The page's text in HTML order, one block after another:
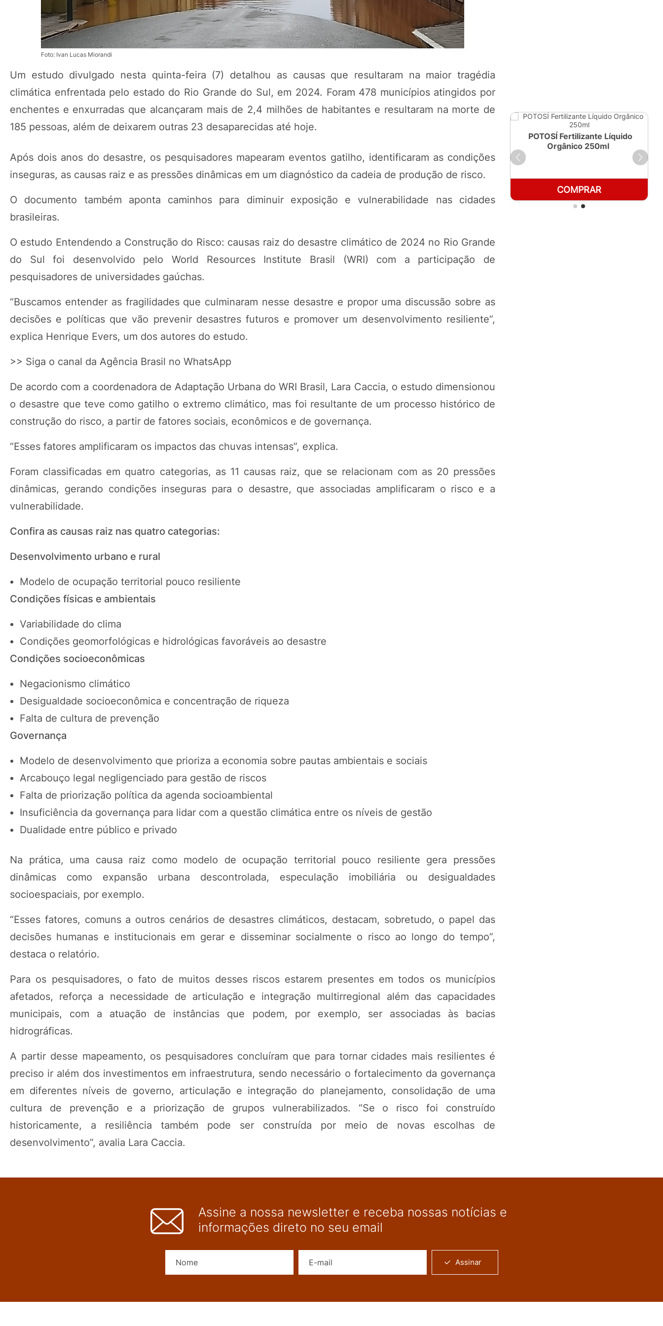
Foto: Ivan Lucas Miorandi
Um estudo divulgado nesta quinta-feira (7) detalhou as causas que resultaram na maior tragédia
climática enfrentada pelo estado do Rio Grande do Sul, em 2024. Foram 478 municípios atingidos por
enchentes e enxurradas que alcançaram mais de 2,4 milhões de habitantes e resultaram na morte de
185 pessoas, além de deixarem outras 23 desaparecidas até hoje.
Após dois anos do desastre, os pesquisadores mapearam eventos gatilho, identificaram as condições
inseguras, as causas raiz e as pressões dinâmicas em um diagnóstico da cadeia de produção de risco.
O documento também aponta caminhos para diminuir exposição e vulnerabilidade nas cidades
brasileiras.
O estudo Entendendo a Construção do Risco: causas raiz do desastre climático de 2024 no Rio Grande
do Sul foi desenvolvido pelo World Resources Institute Brasil (WRI) com a participação de
pesquisadores de universidades gaúchas.
“Buscamos entender as fragilidades que culminaram nesse desastre e propor uma discussão sobre as
decisões e políticas que vão prevenir desastres futuros e promover um desenvolvimento resiliente”,
explica Henrique Evers, um dos autores do estudo.
>> Siga o canal da Agência Brasil no WhatsApp
De acordo com a coordenadora de Adaptação Urbana do WRI Brasil, Lara Caccia, o estudo dimensionou
o desastre que teve como gatilho o extremo climático, mas foi resultante de um processo histórico de
construção do risco, a partir de fatores sociais, econômicos e de governança.
“Esses fatores amplificaram os impactos das chuvas intensas”, explica.
Foram classificadas em quatro categorias, as 11 causas raiz, que se relacionam com as 20 pressões
dinâmicas, gerando condições inseguras para o desastre, que associadas amplificaram o risco e a
vulnerabilidade.
Confira as causas raiz nas quatro categorias:
Desenvolvimento urbano e rural
Modelo de ocupação territorial pouco resiliente
Condições físicas e ambientais
Variabilidade do clima
Condições geomorfológicas e hidrológicas favoráveis ao desastre
Condições socioeconômicas
Negacionismo climático
Desigualdade socioeconômica e concentração de riqueza
Falta de cultura de prevenção
Governança
Modelo de desenvolvimento que prioriza a economia sobre pautas ambientais e sociais
Arcabouço legal negligenciado para gestão de riscos
Falta de priorização política da agenda socioambiental
Insuficiência da governança para lidar com a questão climática entre os níveis de gestão
Dualidade entre público e privado
Na prática, uma causa raiz como modelo de ocupação territorial pouco resiliente gera pressões
dinâmicas como expansão urbana descontrolada, especulação imobiliária ou desigualdades
socioespaciais, por exemplo.
“Esses fatores, comuns a outros cenários de desastres climáticos, destacam, sobretudo, o papel das
decisões humanas e institucionais em gerar e disseminar socialmente o risco ao longo do tempo”,
destaca o relatório.
Para os pesquisadores, o fato de muitos desses riscos estarem presentes em todos os municípios
afetados, reforça a necessidade de articulação e integração multirregional além das capacidades
municipais, com a atuação de instâncias que podem, por exemplo, ser associadas às bacias
hidrográficas.
A partir desse mapeamento, os pesquisadores concluíram que para tornar cidades mais resilientes é
preciso ir além dos investimentos em infraestrutura, sendo necessário o fortalecimento da governança
em diferentes níveis de governo, articulação e integração do planejamento, consolidação de uma
cultura de prevenção e a priorização de grupos vulnerabilizados. “Se o risco foi construído
historicamente, a resiliência também pode ser construída por meio de novas escolhas de
desenvolvimento”, avalia Lara Caccia.
POTOSÍ Fertilizante Líquido
Orgânico 250ml
COMPRAR
Assine a nossa newsletter e receba nossas notícias e
informações direto no seu email
Assinar